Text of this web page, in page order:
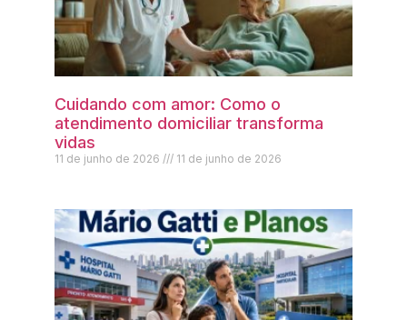
Cuidando com amor: Como o
atendimento domiciliar transforma
vidas
11 de junho de 2026 11 de junho de 2026